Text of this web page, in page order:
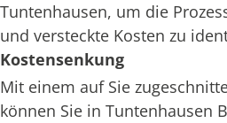
Tuntenhausen, um die
und versteckte Kosten zu
Kostensenkung
Mit einem auf Sie
können Sie in Tuntenhausen